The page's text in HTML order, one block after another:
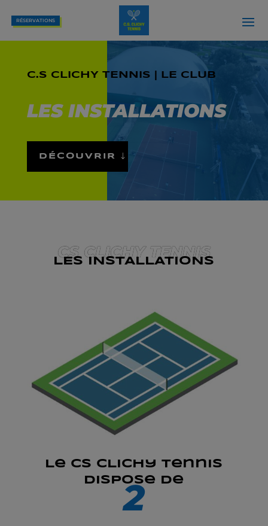
RÉSERVATIONS
C.S CLICHY TENNIS | LE CLUB
LES INSTALLATIONS
DÉCOUVRIR
CS CLICHY TENNIS
LES INSTALLATIONS
Le CS CLichy Tennis
dispose de
2